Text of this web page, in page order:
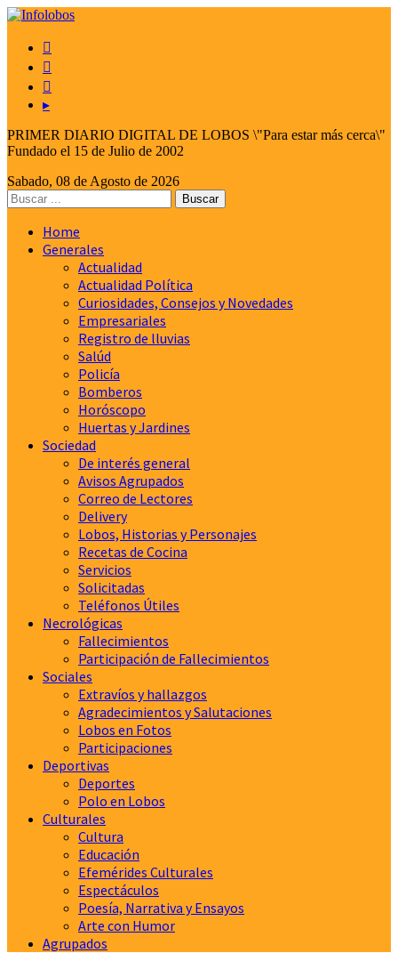



▸
PRIMER DIARIO DIGITAL DE LOBOS \"Para estar más cerca\"
Fundado el 15 de Julio de 2002
Sabado, 08 de Agosto de 2026
Home
Generales
Actualidad
Actualidad Política
Curiosidades, Consejos y Novedades
Empresariales
Registro de lluvias
Salúd
Policía
Bomberos
Horóscopo
Huertas y Jardines
Sociedad
De interés general
Avisos Agrupados
Correo de Lectores
Delivery
Lobos, Historias y Personajes
Recetas de Cocina
Servicios
Solicitadas
Teléfonos Útiles
Necrológicas
Fallecimientos
Participación de Fallecimientos
Sociales
Extravíos y hallazgos
Agradecimientos y Salutaciones
Lobos en Fotos
Participaciones
Deportivas
Deportes
Polo en Lobos
Culturales
Cultura
Educación
Efemérides Culturales
Espectáculos
Poesía, Narrativa y Ensayos
Arte con Humor
Agrupados